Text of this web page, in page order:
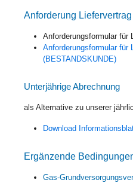
Anforderung
Anforderungsformular für
Anforderungsformular für
(BESTANDSKUNDE)
Unterjährige Abrechnung
als Alternative zu unserer
Download
Ergänzende
Gas-